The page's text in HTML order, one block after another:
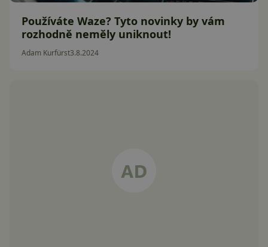
Používáte Waze? Tyto novinky by vám
rozhodně neměly uniknout!
Adam Kurfürst3.8.2024